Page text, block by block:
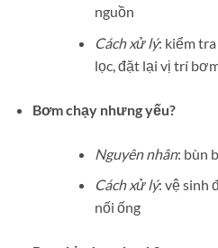
nguồn
Cách xử lý: kiểm
lọc, đặt lại vị trí
Bơm chạy nhưng yếu?
Nguyên nhân: bùn
Cách xử lý: vệ sinh
nối ống